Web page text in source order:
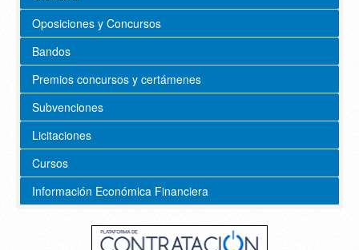
Oposiciones y Concursos
Bandos
Premios concursos y certámenes
Subvenciones
Licitaciones
Cursos
Información Económica Financiera